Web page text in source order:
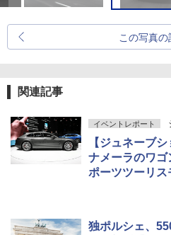
この写真の
関連記事
イベントレポート
【ジュネーブ
ナメーラのワゴ
ポーツツーリス
独ポルシェ、